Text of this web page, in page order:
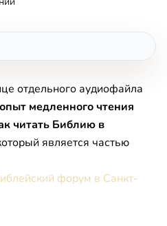
отдельного аудиофайла
медленного чтения
читать Библию в
является частью
форум в Санкт-